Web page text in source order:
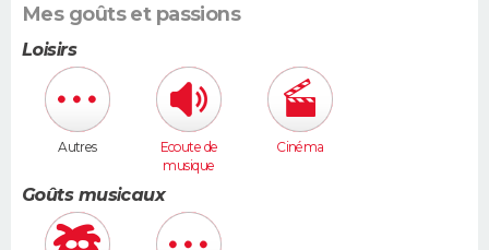
Mes goûts et passions
Loisirs
Autres
Ecoute de
musique
Cinéma
Goûts musicaux